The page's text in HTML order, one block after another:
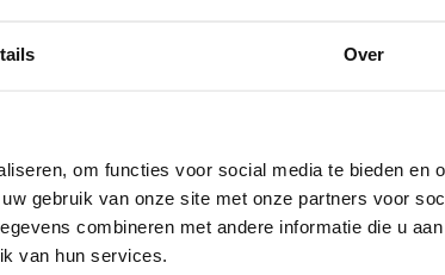
Over
om functies voor social media te bieden en
gebruik van onze site met onze partners voor
combineren met andere informatie die u
van hun services.
Bel ons 085-
Mail ons